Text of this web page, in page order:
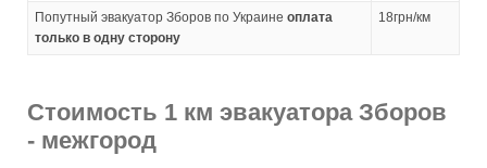
Попутный эвакуатор Зборов по Украине оплата
только в одну сторону
18грн/км
Стоимость 1 км эвакуатора Зборов
- межгород